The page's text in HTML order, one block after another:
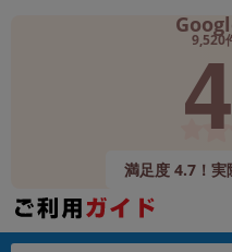
9,520
満足度 4.7！実